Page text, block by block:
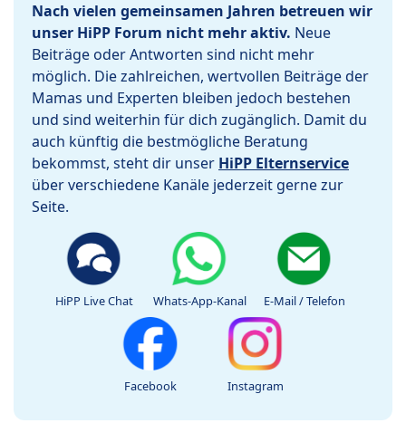
Nach vielen gemeinsamen Jahren betreuen wir
unser HiPP Forum nicht mehr aktiv. Neue
Beiträge oder Antworten sind nicht mehr
möglich. Die zahlreichen, wertvollen Beiträge der
Mamas und Experten bleiben jedoch bestehen
und sind weiterhin für dich zugänglich. Damit du
auch künftig die bestmögliche Beratung
bekommst, steht dir unser HiPP Elternservice
über verschiedene Kanäle jederzeit gerne zur
Seite.
HiPP Live Chat Whats-App-Kanal E-Mail / Telefon
Facebook Instagram